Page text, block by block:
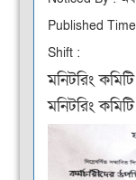
Published
Shift :
মনিটরিং কমিটি
মনিটরিং কমিটি